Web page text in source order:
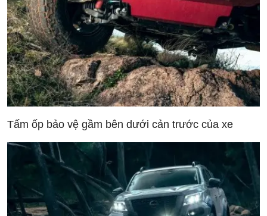
Tấm ốp bảo vệ gầm bên dưới cản trước của xe